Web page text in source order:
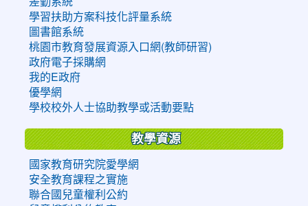
學習扶助方案科技化評量系統
圖書館系統
桃園市教育發展資源入口網(教師研習)
政府電子採購網
我的E政府
優學網
學校校外人士協助教學或活動要點
教學資源
國家教育研究院愛學網
安全教育課程之實施
聯合國兒童權利公約